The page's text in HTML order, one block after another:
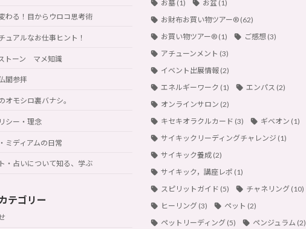
わる！目からウロコ思考術
ュアルなお仕事ヒント！
トーン マメ知識
閣参拝
オモシロ裏バナシ。
シー・理念
ミディアムの日常
・占いについて知る、学ぶ
テゴリー
お墓(1) お盆 (1)
お財布お買い物ツアー®︎(62)
お買い物ツアー®︎(1) ご感想 (3)
アチューンメント (3)
イベント出展情報(2)
エネルギーワーク (1) エンパス (2)
オンラインサロン (2)
キセキオラクルカード (3) ギベオン (1)
サイキックリーディングチャレンジ (1)
サイキック養成(2)
サイキック，講座レポ (1)
スピリットガイド (5) チャネリング (10)
ヒーリング(3) ペット (2)
ペットリーディング(5) ペンジュラム (2)